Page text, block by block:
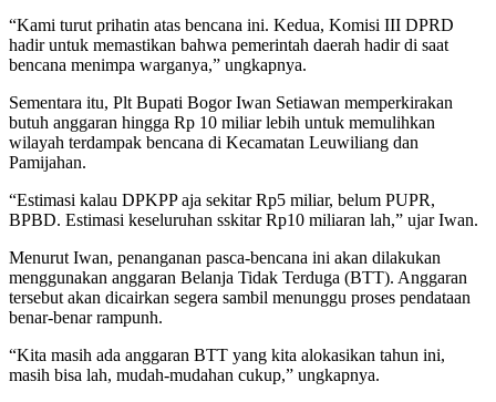
“Kami turut prihatin atas bencana ini. Kedua, Komisi III DPRD
hadir untuk memastikan bahwa pemerintah daerah hadir di saat
bencana menimpa warganya,” ungkapnya.
Sementara itu, Plt Bupati Bogor Iwan Setiawan memperkirakan
butuh anggaran hingga Rp 10 miliar lebih untuk memulihkan
wilayah terdampak bencana di Kecamatan Leuwiliang dan
Pamijahan.
“Estimasi kalau DPKPP aja sekitar Rp5 miliar, belum PUPR,
BPBD. Estimasi keseluruhan sskitar Rp10 miliaran lah,” ujar Iwan.
Menurut Iwan, penanganan pasca-bencana ini akan dilakukan
menggunakan anggaran Belanja Tidak Terduga (BTT). Anggaran
tersebut akan dicairkan segera sambil menunggu proses pendataan
benar-benar rampunh.
“Kita masih ada anggaran BTT yang kita alokasikan tahun ini,
masih bisa lah, mudah-mudahan cukup,” ungkapnya.